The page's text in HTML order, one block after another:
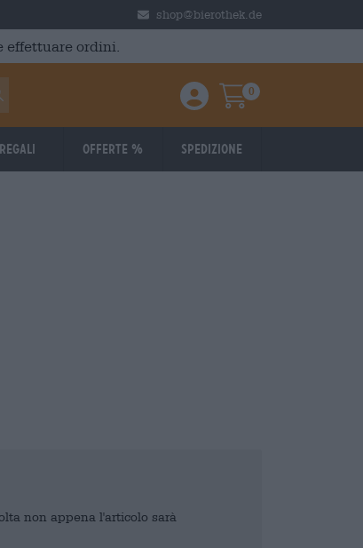
shop@bierothek.de
effettuare ordini.
Einloggen / Anmelden
Warenkorb
0
Offerte % Spedizione
non appena l'articolo sarà